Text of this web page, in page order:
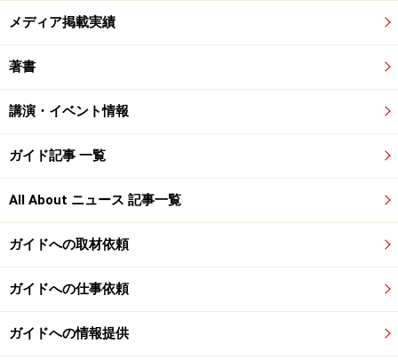
メディア掲載実績
著書
講演・イベント情報
ガイド記事 一覧
All About ニュース 記事一覧
ガイドへの取材依頼
ガイドへの仕事依頼
ガイドへの情報提供